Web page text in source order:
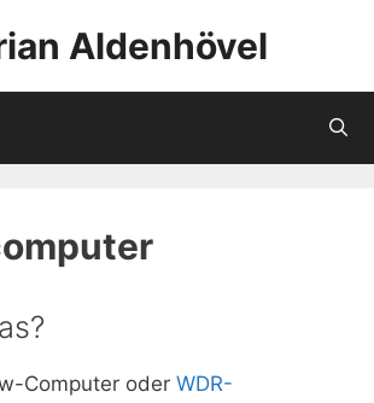
Aldenhövel
Computer oder WDR-